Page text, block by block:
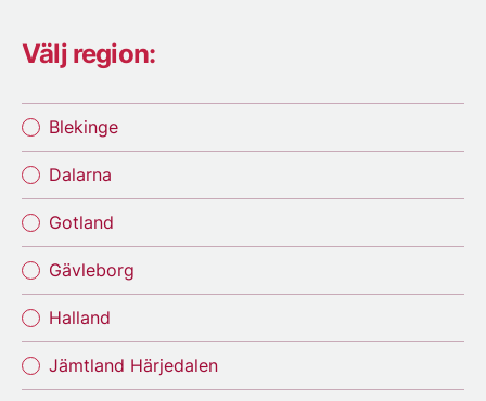
Välj region:
Blekinge
Dalarna
Gotland
Gävleborg
Halland
Jämtland Härjedalen